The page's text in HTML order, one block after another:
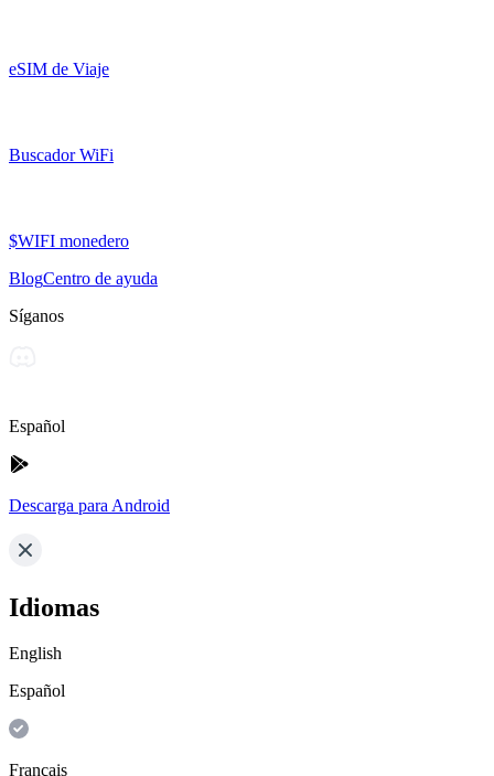
eSIM de Viaje
Buscador WiFi
$WIFI monedero
BlogCentro de ayuda
Síganos
Español
Descarga para Android
Idiomas
English
Español
Français